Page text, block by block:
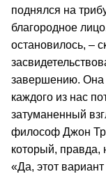
поднялся на
благородное
остановилось, –
завершению. Она
каждого из нас
затуманенный
философ Джон
который,
«Да, этот